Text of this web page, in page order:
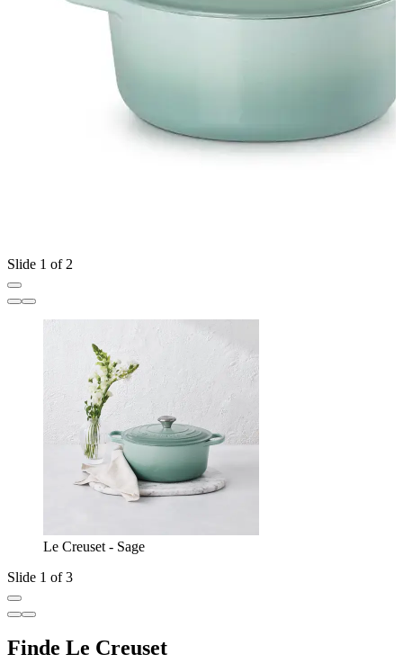
Slide 1 of 2
Le Creuset - Sage
Slide 1 of 3
Finde Le Creuset